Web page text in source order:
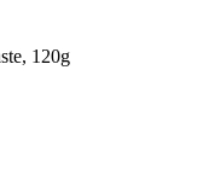
120g